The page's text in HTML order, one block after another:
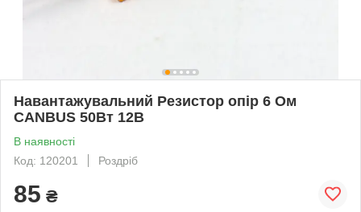
Навантажувальний Резистор опір 6 Ом
CANBUS 50Вт 12В
В наявності
Код: 120201
Роздріб
85 ₴